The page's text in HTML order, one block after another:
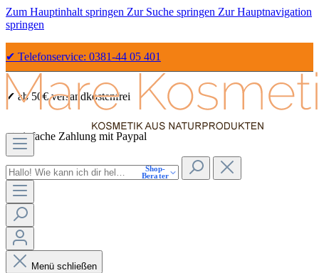
Zum Hauptinhalt springen Zur Suche springen Zur Hauptnavigation
springen
✔ Telefonservice: 0381-44 05 401
✔ ab 50€ versandkostenfrei
✔ einfache Zahlung mit Paypal
✔ Sicher Einkaufen dank SSL
Shop-
Berater
Menü schließen